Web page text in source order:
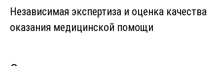
Независимая экспертиза и оценка качества
оказания медицинской помощи